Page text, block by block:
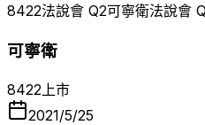
8422法說會 Q2可寧衛法說會 Q
可寧衛
8422 上市
2021/5/25